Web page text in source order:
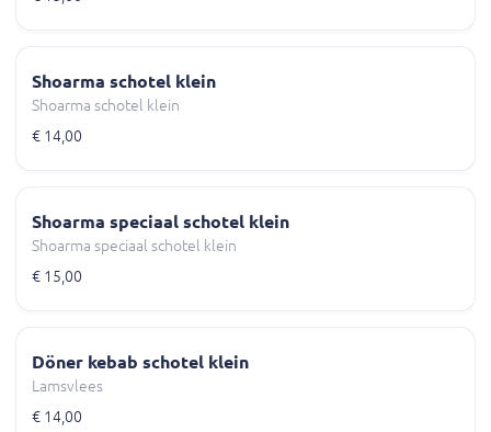
Shoarma schotel klein
Shoarma schotel klein
€ 14,00
Shoarma speciaal schotel klein
Shoarma speciaal schotel klein
€ 15,00
Döner kebab schotel klein
Lamsvlees
€ 14,00